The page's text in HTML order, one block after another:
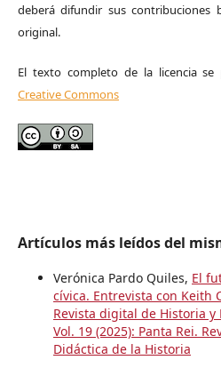
deberá difundir sus contribuciones
original.
El texto completo de la licencia se
Creative Commons
Artículos más leídos del
Verónica Pardo Quiles, El
cívica. Entrevista con Keith
Revista digital de Historia
Vol. 19 (2025): Panta Rei.
Didáctica de la Historia